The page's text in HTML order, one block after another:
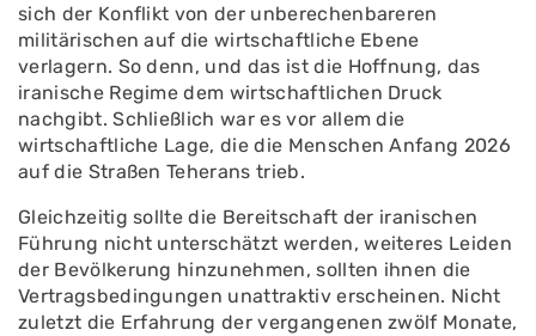
sich der Konflikt von der unberechenbareren
militärischen auf die wirtschaftliche Ebene
verlagern. So denn, und das ist die Hoffnung, das
iranische Regime dem wirtschaftlichen Druck
nachgibt. Schließlich war es vor allem die
wirtschaftliche Lage, die die Menschen Anfang 2026
auf die Straßen Teherans trieb.
Gleichzeitig sollte die Bereitschaft der iranischen
Führung nicht unterschätzt werden, weiteres Leiden
der Bevölkerung hinzunehmen, sollten ihnen die
Vertragsbedingungen unattraktiv erscheinen. Nicht
zuletzt die Erfahrung der vergangenen zwölf Monate,